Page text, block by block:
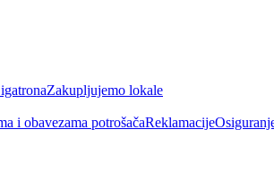
Zakupljujemo lokale
i obavezama potrošačaReklamacije